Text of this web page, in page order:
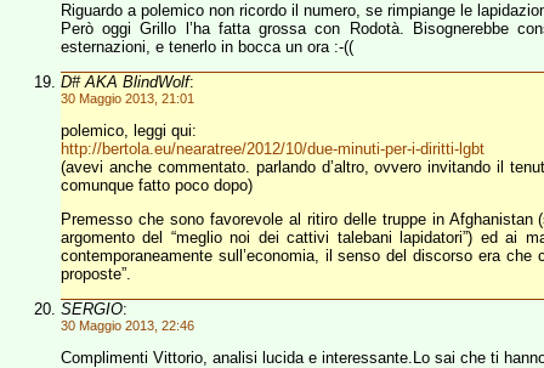
Riguardo a polemico non ricordo il numero, se rimpiange le
Però oggi Grillo l’ha fatta grossa con Rodotà. Bisognerebbe
esternazioni, e tenerlo in bocca un ora :-((
D# AKA BlindWolf:
30 Maggio 2013, 21:01
polemico, leggi qui:
http://bertola.eu/nearatree/2012/10/due-minuti-per-i-diritti-lgbt
(avevi anche commentato. parlando d’altro, ovvero invitando il
comunque fatto poco dopo)
Premesso che sono favorevole al ritiro delle truppe in
argomento del “meglio noi dei cattivi talebani lapidatori”) ed ai
contemporaneamente sull’economia, il senso del discorso era
proposte”.
SERGIO:
30 Maggio 2013, 22:46
Complimenti Vittorio, analisi lucida e interessante.Lo sai che ti